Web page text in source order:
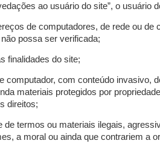
ao usuário do site”, o usuário
de computadores, de rede ou
possa ser verificada;
finalidades do site;
com conteúdo invasivo,
materiais protegidos por
direitos;
termos ou materiais ilegais,
a moral ou ainda que contrariem a